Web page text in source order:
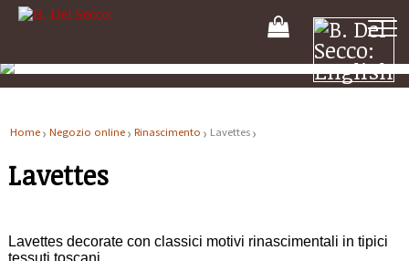
Il
tuo
carrello
Home Negozio online Rinascimento Lavettes
Lavettes
Lavettes decorate con classici motivi rinascimentali in tipici
tessuti toscani.